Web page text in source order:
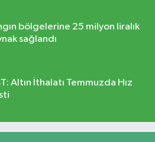
bölgelerine 25 milyon liralık
sağlandı
Altın İthalatı Temmuzda Hız